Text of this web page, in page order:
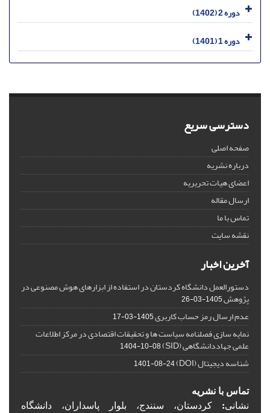
دوره 2 (1402)
دوره 1 (1401)
دسترسی سریع
صفحه اصلی
درباره نشریه
اعضای هیات تحریریه
ارسال مقاله
تماس با ما
نقشه سایت
آخرین اخبار
دستورالعمل دانشگاه کردستان در استفاده از ابزارهای هوش مصنوعی در
پژوهش1405-03-26
عدم ارسال رمز حساب کاربری1405-03-17
نمایه سازی فصلنامه سیاست ها و تحقیقات اقتصادی در مرکز اطلاعات
علمی جهاددانشگاهی (SID) 1404-10-08
شناسه دیجیتال (DOI) 1401-08-24
تماس با نشریه
نشانی: کردستان، سنندج، بلوار پاسداران، دانشگاه